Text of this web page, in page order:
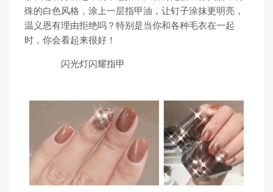
殊的白色风格，涂上一层指甲油，让钉子涂抹更明亮，
温义恩有理由拒绝吗？特别是当你和各种毛衣在一起
时，你会看起来很好！
闪光灯闪耀指甲